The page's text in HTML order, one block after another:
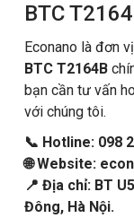
BTC
Econano là đơn
BTC T2164B
bạn cần tư vấn
với chúng tôi.
📞 Hotline: 098
🌐 Website:
📍 Địa chỉ: BT
Đông, Hà Nội.